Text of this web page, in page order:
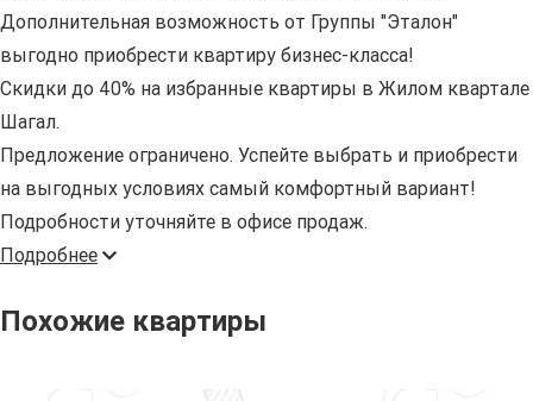
Дополнительная возможность от Группы "Эталон"
выгодно приобрести квартиру бизнес-класса!
Скидки до 40% на избранные квартиры в Жилом квартале
Шагал.
Предложение ограничено. Успейте выбрать и приобрести
на выгодных условиях самый комфортный вариант!
Подробности уточняйте в офисе продаж.
Подробнее
Похожие квартиры